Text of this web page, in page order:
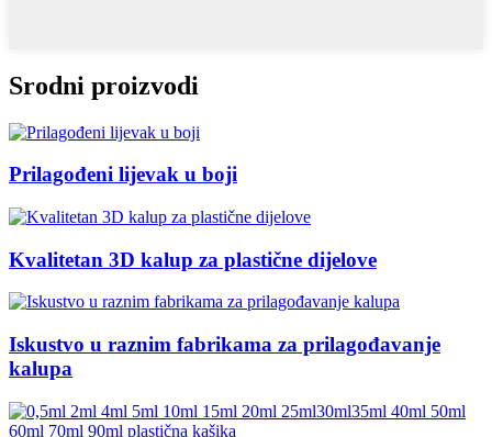
Srodni proizvodi
Prilagođeni lijevak u boji
Kvalitetan 3D kalup za plastične dijelove
Iskustvo u raznim fabrikama za prilagođavanje
kalupa